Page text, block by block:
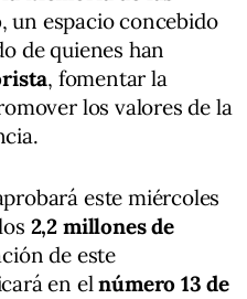
, un espacio concebido
de quienes han
, fomentar la
los valores de la
este miércoles
2,2 millones de
de este
en elnúmero 13 de